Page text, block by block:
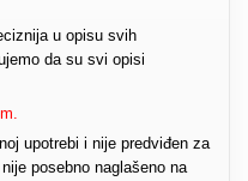
u opisu svih
da su svi opisi
upotrebi i nije predviđen za
posebno naglašeno na